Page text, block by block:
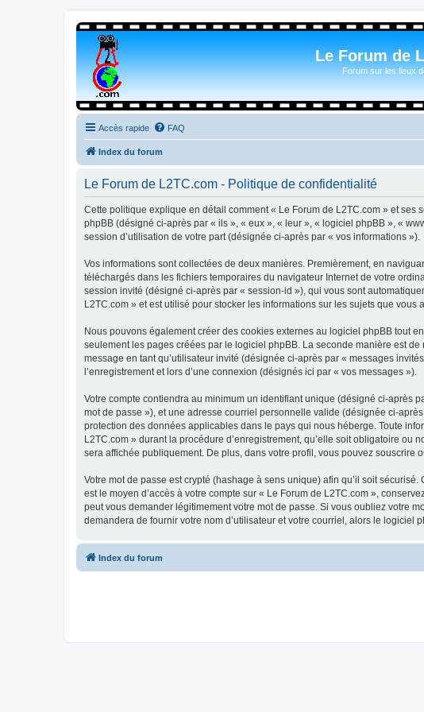
Le Forum de
Forum sur les lieux
Accès rapide FAQ
Index du forum
Le Forum de L2TC.com - Politique de confidentialité
Cette politique explique en détail comment « Le Forum de L2TC.com » et ses
phpBB (désigné ci-après par « ils », « eux », « leur », « logiciel phpBB », «
session d’utilisation de votre part (désignée ci-après par « vos informations »).
Vos informations sont collectées de deux manières. Premièrement, en
téléchargés dans les fichiers temporaires du navigateur Internet de votre
session invité (désigné ci-après par « session-id »), qui vous sont
L2TC.com » et est utilisé pour stocker les informations sur les sujets que
Nous pouvons également créer des cookies externes au logiciel phpBB tout
seulement les pages créées par le logiciel phpBB. La seconde manière est
message en tant qu’utilisateur invité (désignée ci-après par « messages
l’enregistrement et lors d’une connexion (désignés ici par « vos messages »).
Votre compte contiendra au minimum un identifiant unique (désigné ci-après
mot de passe »), et une adresse courriel personnelle valide (désignée ci-
protection des données applicables dans le pays qui nous héberge. Toute
L2TC.com » durant la procédure d’enregistrement, qu’elle soit obligatoire
sera affichée publiquement. De plus, dans votre profil, vous pouvez souscrire
Votre mot de passe est crypté (hashage à sens unique) afin qu’il soit
est le moyen d’accès à votre compte sur « Le Forum de L2TC.com »,
peut vous demander légitimement votre mot de passe. Si vous oubliez votre
demandera de fournir votre nom d’utilisateur et votre courriel, alors le
Index du forum